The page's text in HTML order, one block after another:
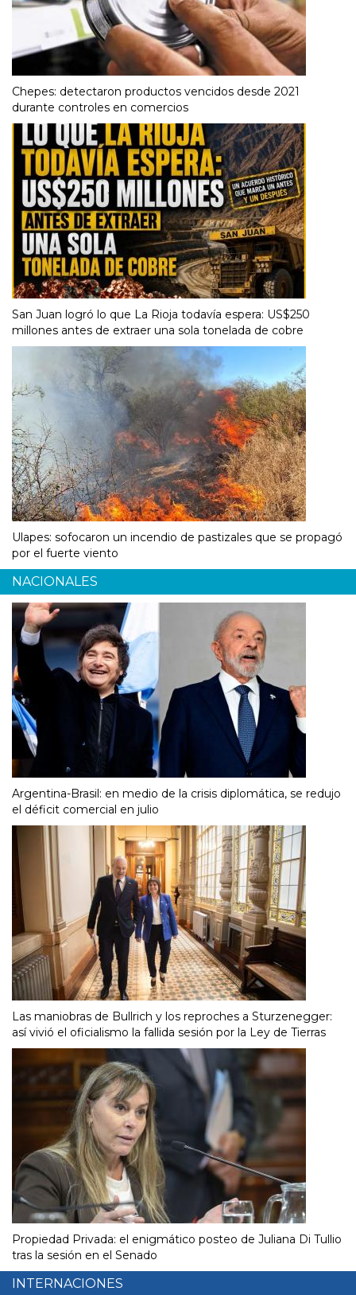
Chepes: detectaron productos vencidos desde 2021
durante controles en comercios
San Juan logró lo que La Rioja todavía espera: US$250
millones antes de extraer una sola tonelada de cobre
Ulapes: sofocaron un incendio de pastizales que se propagó
por el fuerte viento
NACIONALES
Argentina-Brasil: en medio de la crisis diplomática, se redujo
el déficit comercial en julio
Las maniobras de Bullrich y los reproches a Sturzenegger:
así vivió el oficialismo la fallida sesión por la Ley de Tierras
Propiedad Privada: el enigmático posteo de Juliana Di Tullio
tras la sesión en el Senado
INTERNACIONES